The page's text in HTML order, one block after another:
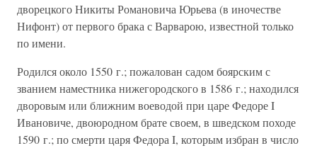
дворецкого Никиты Романовича Юрьева (в иночестве
Нифонт) от первого брака с Варварою, известной только
по имени.
Родился около 1550 г.; пожалован садом боярским с
званием наместника нижегородского в 1586 г.; находился
дворовым или ближним воеводой при царе Федоре I
Ивановиче, двоюродном брате своем, в шведском походе
1590 г.; по смерти царя Федора I, которым избран в число